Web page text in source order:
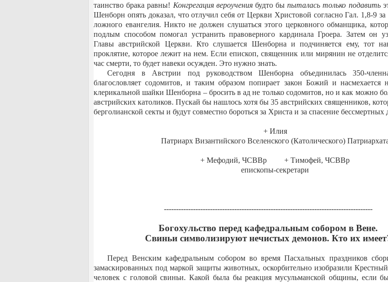
таинство брака равны! Конгрегация вероучениябудто быпыталась только подавить
Шенборн опять доказал, что отлучил себя от Церкви Христовой согласно Гал. 1,8-9
ложного евангелия. Никто не должен слушаться этого церковного обманщика,
подлым способом помогал устранить правоверного кардинала Гроера. Затем он
Главы австрийской Церкви. Кто слушается Шенборна и подчиняется ему, тот
проклятие, которое лежит на нем. Если епископ, священник или мирянин не
час смерти, то будет навеки осужден. Это нужно знать.
Сегодня в Австрии под руководством Шенборна объединилась 350-
благословляет содомитов, и таким образом попирает закон Божий и насмехается
клерикальной шайки Шенборна ‒ бросить в ад не только содомитов, но и как можно
австрийских католиков. Пускай бы нашлось хотя бы 35 австрийских священников,
берголианской секты и будут совместно бороться за Христа и за спасение бессмертных
+ Илия
Патриарх Византийского Вселенского (Католического)
+ Мефодий, ЧСВВр + Тимофей, ЧСВВр
епископы-секретари
--------------------------------------------------------------------------------------
Богохульство перед кафедральным собором в Вене.
Свиньи символизируют нечистых демонов. Кто их
Перед Венским кафедральным собором во время Пасхальных праздников
замаскированных под маркой защиты животных, оскорбительно изобразили
человек с головой свиньи. Какой была бы реакция мусульманской общины, если